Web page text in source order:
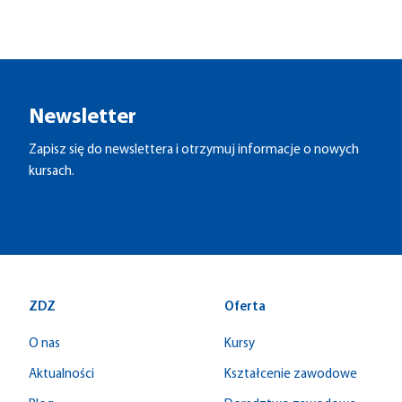
Newsletter
Zapisz się do newslettera i otrzymuj informacje o nowych
kursach.
ZDZ
O nas
Aktualności
Oferta
Kursy
Kształcenie zawodowe